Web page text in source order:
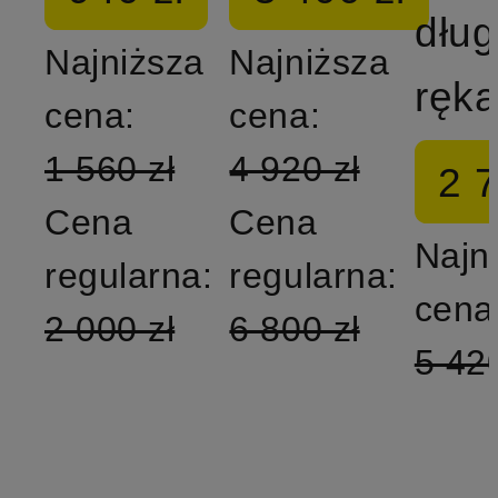
Najniższa
cena:
1 560 zł
Cena
regularna:
2 000 zł
Najniższa
cena:
4 920 zł
Cena
regularna:
6 800 zł
2
5